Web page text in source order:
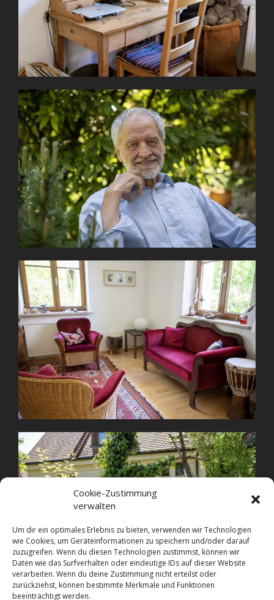
Cookie-Zustimmung
verwalten
Um dir ein optimales Erlebnis zu bieten, verwenden wir Technologien
wie Cookies, um Geräteinformationen zu speichern und/oder darauf
zuzugreifen. Wenn du diesen Technologien zustimmst, können wir
Daten wie das Surfverhalten oder eindeutige IDs auf dieser Website
verarbeiten. Wenn du deine Zustimmung nicht erteilst oder
zurückziehst, können bestimmte Merkmale und Funktionen
beeinträchtigt werden.